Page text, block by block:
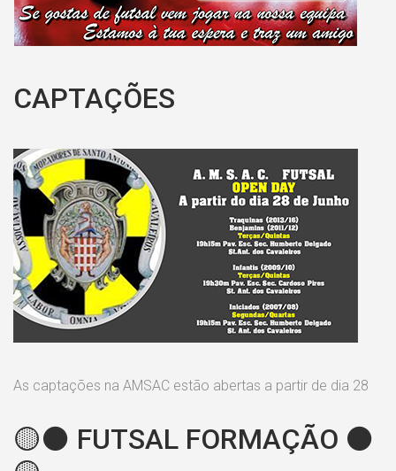
CAPTAÇÕES
As captações na AMSAC estão abertas a partir de dia 28
🟡⚫️ FUTSAL FORMAÇÃO ⚫